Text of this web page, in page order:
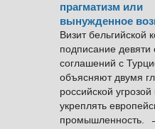
прагматизм или
вынужденное
Визит бельгийской
подписание
соглашений с
объясняют двумя
российской
укреплять
промышленность.